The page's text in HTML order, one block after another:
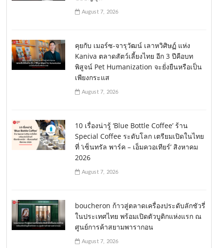
August 7, 2026
คุยกับ เมอร์ซ-จารุวัฒน์ เลาหวิศิษฏ์ แห่ง
Kaniva ตลาดสัตว์เลี้ยงไทย อีก 3 ปีคือบท
พิสูจน์ Pet Humanization จะยั่งยืนหรือเป็น
เพียงกระแส
August 7, 2026
10 เรื่องน่ารู้ ‘Blue Bottle Coffee’ ร้าน
Special Coffee ระดับโลก เตรียมเปิดในไทย
ที่ ‘เซ็นทรัล พาร์ค – เอ็มควอเทียร์’ สิงหาคม
2026
August 7, 2026
boucheron ก้าวสู่ตลาดเครื่องประดับลักชัวรี่
ในประเทศไทย พร้อมเปิดตัวบูติกแห่งแรก ณ
ศูนย์การค้าสยามพารากอน
August 7, 2026